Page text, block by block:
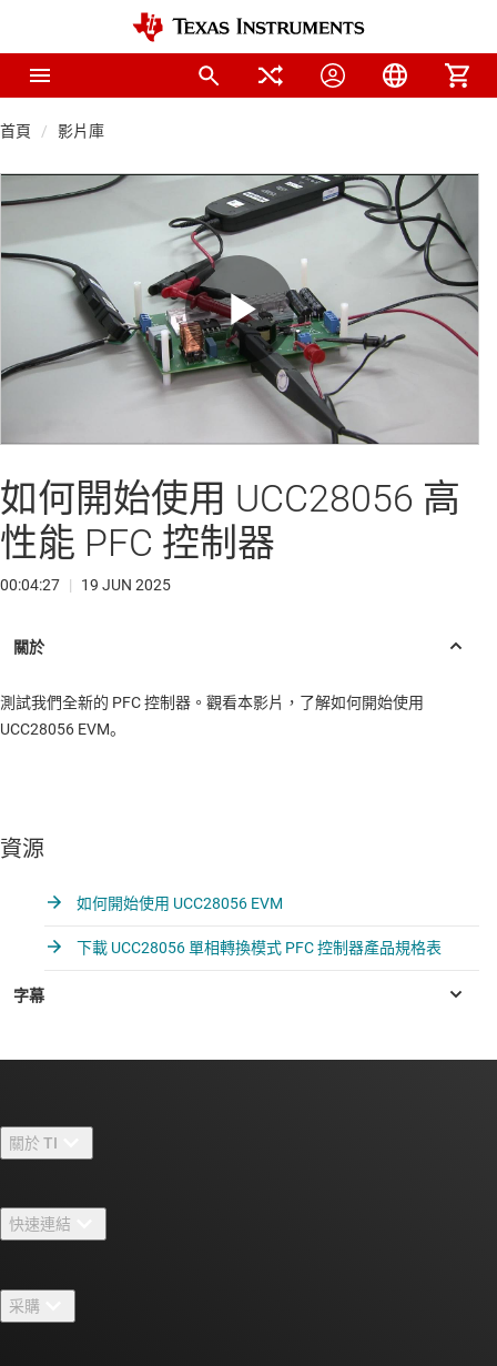
首頁 影片庫
Play
Video
如何開始使用 UCC28056 高
性能 PFC 控制器
00:04:27 | 19 JUN 2025
測試我們全新的 PFC 控制器。觀看本影片，了解如何開始使用
UCC28056 EVM。
資源
如何開始使用 UCC28056 EVM
下載 UCC28056 單相轉換模式 PFC 控制器產品規格表
關於 TI
人才招募
新聞室
快速連結
TI E2E™ 設計支援論壇
采購